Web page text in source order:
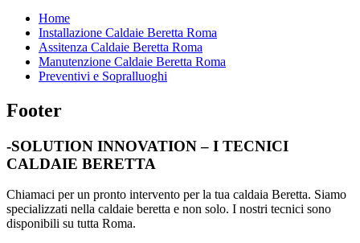
Home
Installazione Caldaie Beretta Roma
Assitenza Caldaie Beretta Roma
Manutenzione Caldaie Beretta Roma
Preventivi e Sopralluoghi
Footer
-SOLUTION INNOVATION – I TECNICI
CALDAIE BERETTA
Chiamaci per un pronto intervento per la tua caldaia Beretta. Siamo
specializzati nella caldaie beretta e non solo. I nostri tecnici sono
disponibili su tutta Roma.